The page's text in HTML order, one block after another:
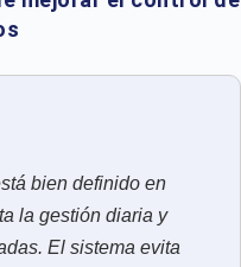
bien definido en
la gestión diaria y
El sistema evita